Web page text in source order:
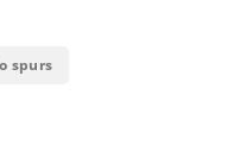
spurs